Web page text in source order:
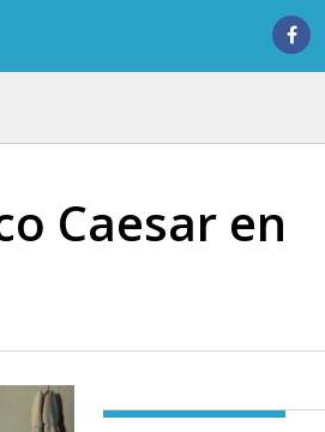
Caesar en